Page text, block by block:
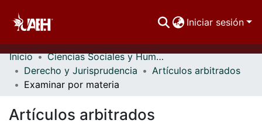
Iniciar sesión
Comunidades
Buscar Por
Estadísticas
Inicio
Ciencias Sociales y Humanidades
Derecho y Jurisprudencia
Artículos arbitrados
Examinar por materia
Artículos arbitrados